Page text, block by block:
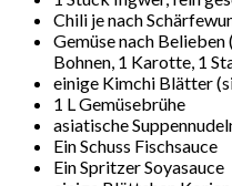
Chili je nach
Gemüse nach Belieben
Bohnen, 1 Karotte, 1
einige Kimchi Blätter
1 L Gemüsebrühe
asiatische
Ein Schuss Fischsauce
Ein Spritzer Soyasauce